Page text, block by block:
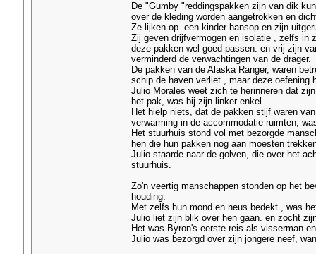
De "Gumby "reddingspakken zijn van dik
over de kleding worden aangetrokken en
Ze lijken op een kinder hansop en zijn
Zij geven drijfvermogen en isolatie , zelfs in
deze pakken wel goed passen. en vrij zijn
verminderd de verwachtingen van de drager.
De pakken van de Alaska Ranger, waren
schip de haven verliet., maar deze oefening
Julio Morales weet zich te herinneren dat
het pak, was bij zijn linker enkel..
Het hielp niets, dat de pakken stijf waren
verwarming in de accommodatie ruimten,
Het stuurhuis stond vol met bezorgde
hen die hun pakken nog aan moesten
Julio staarde naar de golven, die over het
stuurhuis.
Zo'n veertig manschappen stonden op het
houding.
Met zelfs hun mond en neus bedekt , was
Julio liet zijn blik over hen gaan. en zocht
Het was Byron's eerste reis als visserman
Julio was bezorgd over zijn jongere neef,